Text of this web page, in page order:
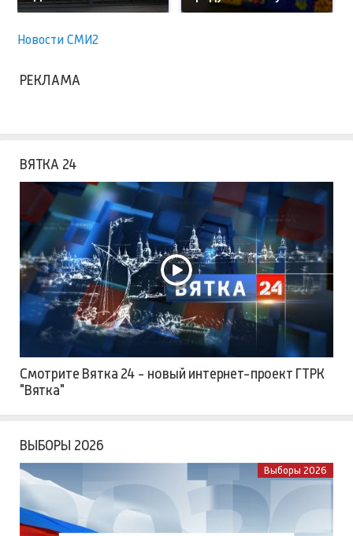
Новости СМИ2
РЕКЛАМА
ВЯТКА 24
Смотрите Вятка 24 - новый интернет-проект ГТРК
"Вятка"
ВЫБОРЫ 2026
Выборы 2026